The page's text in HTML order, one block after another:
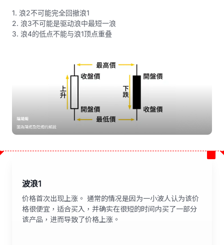
1. 浪2不可能完全回撤浪1
2. 浪3不可能是驱动浪中最短一浪
3. 浪4的低点不能与浪1顶点重叠
波浪1
价格首次出现上涨。 通常的情况是因为一小波人认为该价
格很便宜，适合买入，并确实在很短的时间内买了一部分
该产品，进而导致了价格上涨。